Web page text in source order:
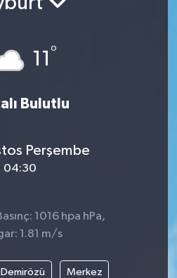
11 °
Bulutlu
Perşembe
04:30
1016 hpa hPa,
1.81 m/s
Demirözü Merkez